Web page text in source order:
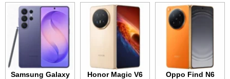
Oppo Find N6
Honor Magic V6
Samsung Galaxy